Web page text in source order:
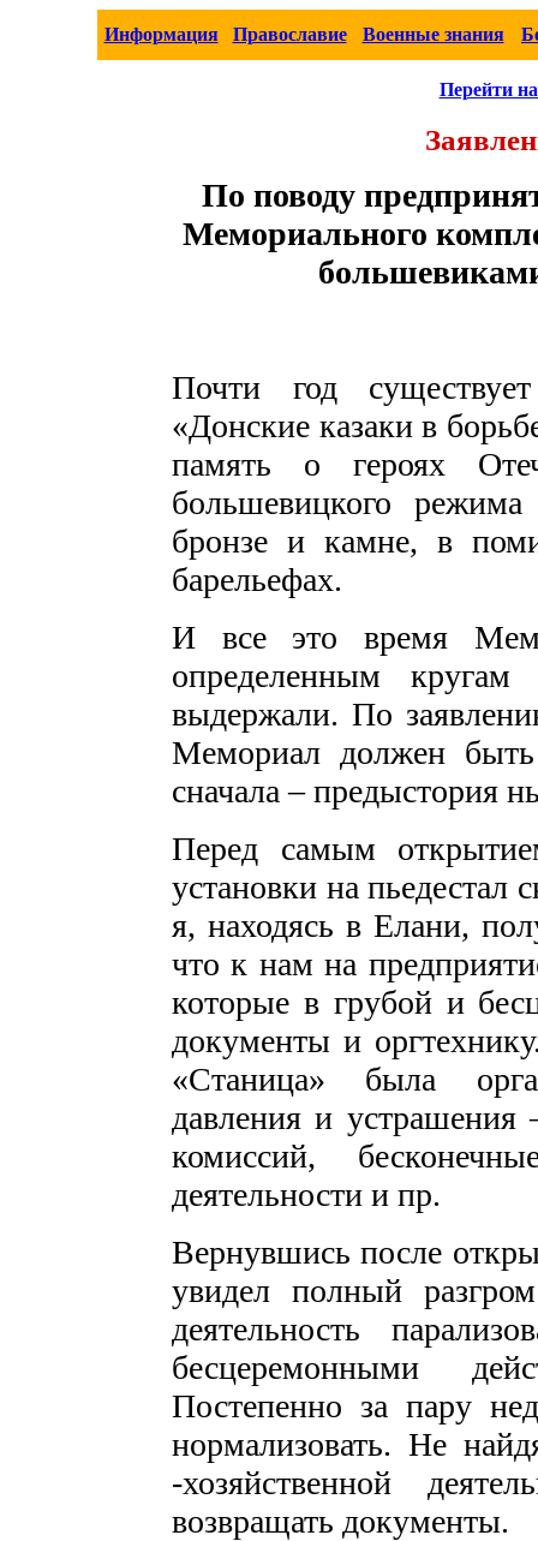
Информация Православие Военные знания
Перейти
По поводу
Мемориального
Почти год
«Донские казаки в
память о героях
большевицкого
бронзе и камне, в
барельефах.
И все это время
определенным
выдержали. По
Мемориал должен
сначала – предыстория
Перед самым
установки на пьедестал
я, находясь в Елани,
что к нам на
которые в грубой и
документы и
«Станица» была
давления и
комиссий,
деятельности и пр.
Вернувшись после
увидел полный
деятельность
бесцеремонными
Постепенно за пару
нормализовать. Не
-хозяйственной
возвращать документы.